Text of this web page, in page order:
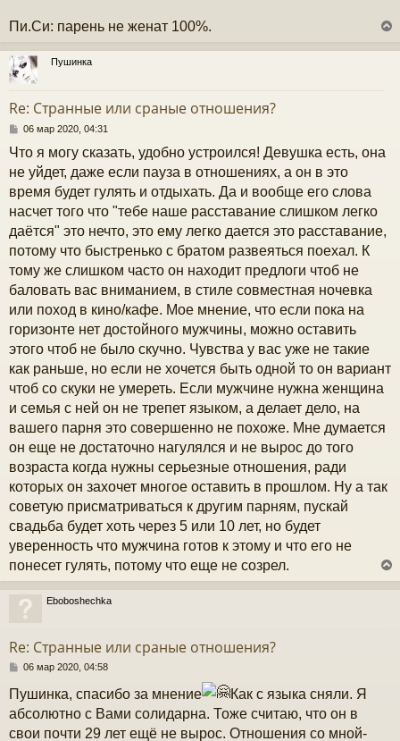
Пи.Си: парень не женат 100%.
р
Пушинка
Re: Странные или сраные отношения?
С
б
е
н
е
06 мар 2020, 04:31
Что я могу сказать, удобно устроился! Девушка есть, она
не уйдет, даже если пауза в отношениях, а он в это
время будет гулять и отдыхать. Да и вообще его слова
насчет того что "тебе наше расставание слишком легко
даётся" это нечто, это ему легко дается это расставание,
потому что быстренько с братом развеяться поехал. К
тому же слишком часто он находит предлоги чтоб не
баловать вас вниманием, в стиле совместная ночевка
или поход в кино/кафе. Мое мнение, что если пока на
горизонте нет достойного мужчины, можно оставить
этого чтоб не было скучно. Чувства у вас уже не такие
как раньше, но если не хочется быть одной то он вариант
чтоб со скуки не умереть. Если мужчине нужна женщина
и семья с ней он не трепет языком, а делает дело, на
вашего парня это совершенно не похоже. Мне думается
он еще не достаточно нагулялся и не вырос до того
возраста когда нужны серьезные отношения, ради
которых он захочет многое оставить в прошлом. Ну а так
советую присматриваться к другим парням, пускай
свадьба будет хоть через 5 или 10 лет, но будет
уверенность что мужчина готов к этому и что его не
понесет гулять, потому что еще не созрел.
е
Eboboshechka
Re: Странные или сраные отношения?
С
о
б
щ
е
06 мар 2020, 04:58
Пушинка, спасибо за мнение
Как с языка сняли. Я
абсолютно с Вами солидарна. Тоже считаю, что он в
свои почти 29 лет ещё не вырос. Отношения со мной-